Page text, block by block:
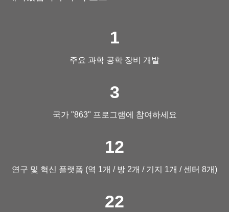
1
주요 과학 공학 장비 개발
3
국가 "863" 프로그램에 참여하세요
12
연구 및 혁신 플랫폼 (역 1개 / 방 2개 / 기지 1개 / 센터 8개)
22